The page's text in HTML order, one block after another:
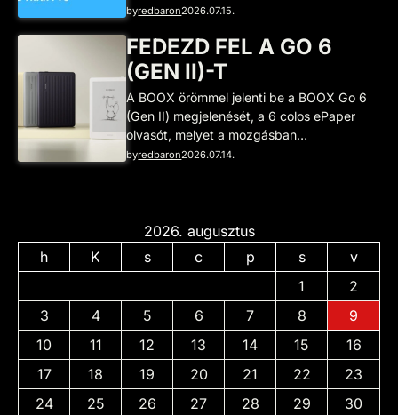
byredbaron2026.07.15.
FEDEZD FEL A GO 6
(GEN II)-T
A BOOX örömmel jelenti be a BOOX Go 6
(Gen II) megjelenését, a 6 colos ePaper
olvasót, melyet a mozgásban…
byredbaron2026.07.14.
2026. augusztus
h
K s c p s
v
1
2
3
4 5 6 7 8
9
10
11 12 13 14 15
16
17
18 19 20 21 22
23
24
25 26 27 28 29
30